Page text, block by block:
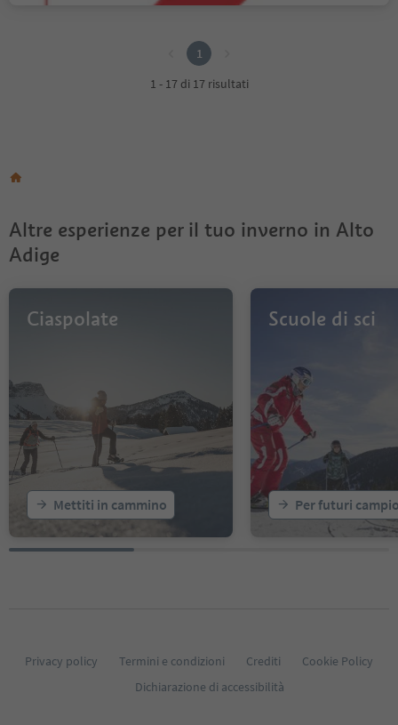
1
1 - 17 di 17 risultati
Altre esperienze per il tuo inverno in Alto
Adige
Ciaspolate
Mettiti in cammino
Scuole di sci
Per futuri
Privacy policy Termini e condizioni Crediti
Cookie Policy
Dichiarazione di accessibilità